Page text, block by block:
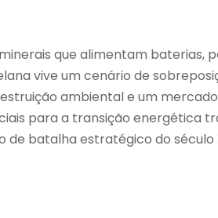
que alimentam baterias,
vive um cenário de
ambiental e um
para a transição energética
de batalha estratégico do século